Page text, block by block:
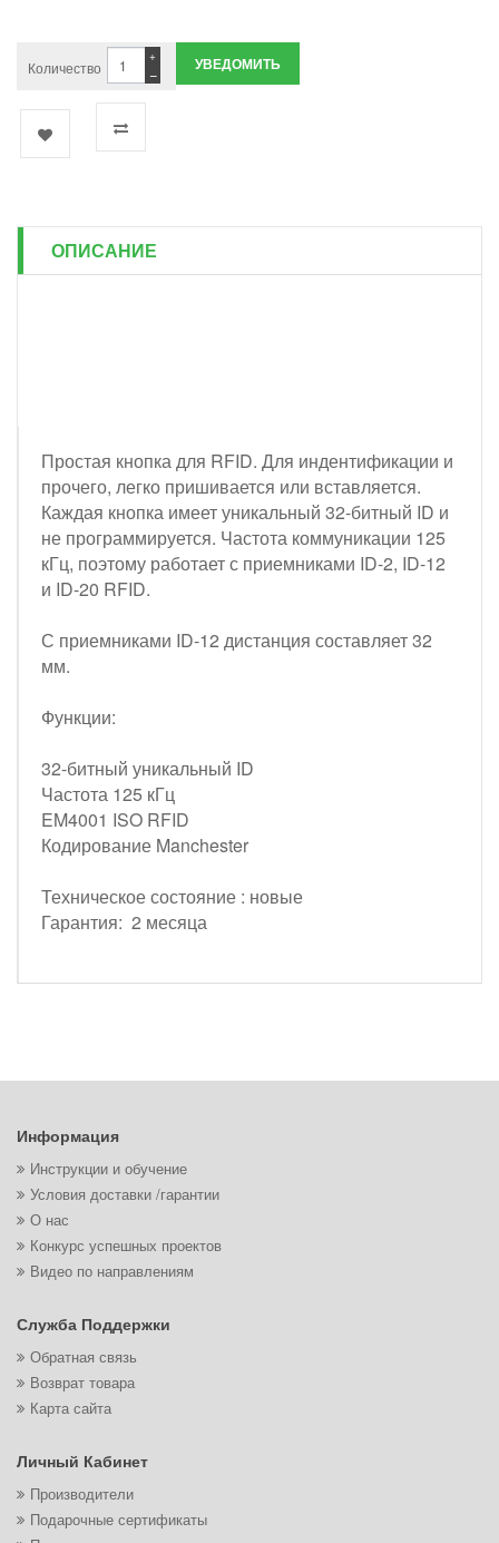
Количество −
+ УВЕДОМИТЬ
ОПИСАНИЕ
Простая кнопка для RFID. Для индентификации и
прочего, легко пришивается или вставляется.
Каждая кнопка имеет уникальный 32-битный ID и
не программируется. Частота коммуникации 125
кГц, поэтому работает с приемниками ID-2, ID-12
и ID-20 RFID.
С приемниками ID-12 дистанция составляет 32
мм.
Функции:
32-битный уникальный ID
Частота 125 кГц
EM4001 ISO RFID
Кодирование Manchester
Техническое состояние : новые
Гарантия: 2 месяца
Информация
Инструкции и обучение
Условия доставки /гарантии
О нас
Конкурс успешных проектов
Видео по направлениям
Служба Поддержки
Обратная связь
Возврат товара
Карта сайта
Личный Кабинет
Производители
Подарочные сертификаты